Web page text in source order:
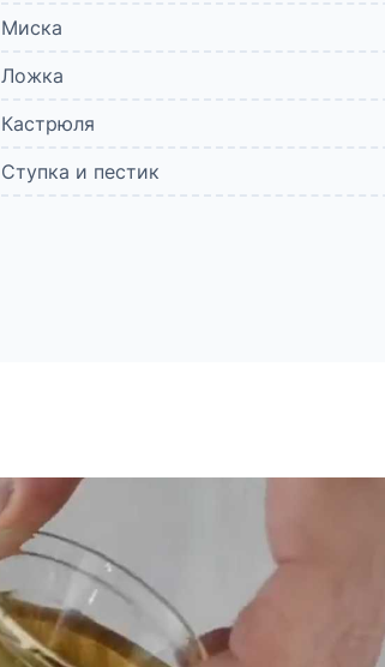
Миска
Ложка
Кастрюля
Ступка и пестик